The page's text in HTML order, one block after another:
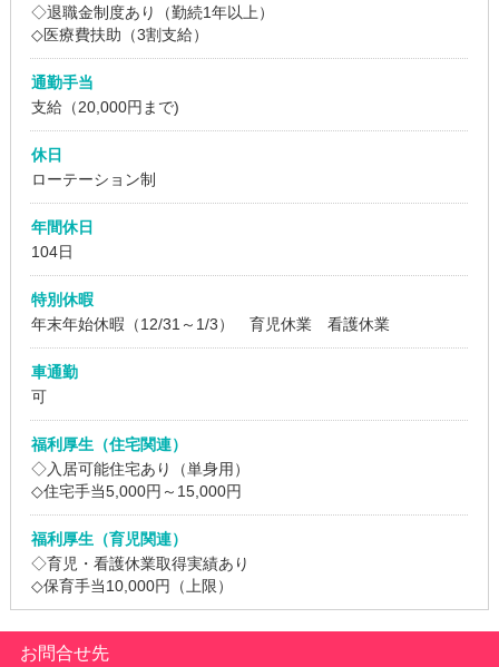
◇退職金制度あり（勤続1年以上）
◇医療費扶助（3割支給）
通勤手当
支給（20,000円まで)
休日
ローテーション制
年間休日
104日
特別休暇
年末年始休暇（12/31～1/3） 育児休業 看護休業
車通勤
可
福利厚生（住宅関連）
◇入居可能住宅あり（単身用）
◇住宅手当5,000円～15,000円
福利厚生（育児関連）
◇育児・看護休業取得実績あり
◇保育手当10,000円（上限）
お問合せ先